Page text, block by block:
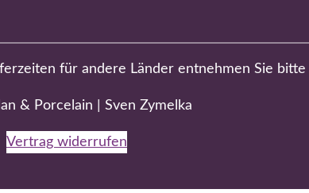
für andere Länder entnehmen Sie bitte
& Porcelain | Sven Zymelka
Vertrag widerrufen